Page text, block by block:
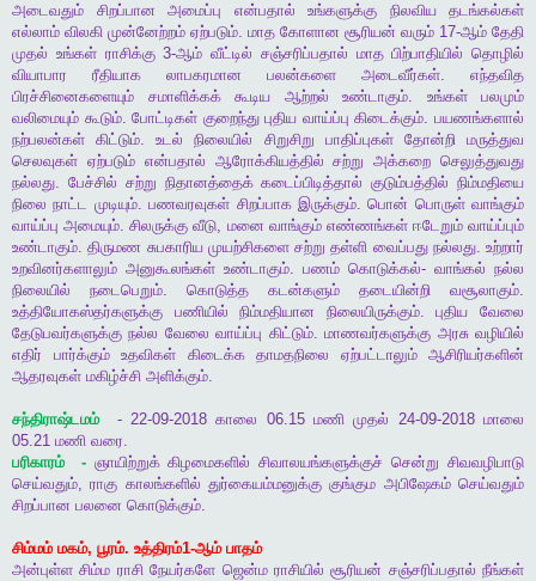
அடைவதும்
சிறப்பான அமைப்பு என்பதால் உங்களுக்கு நிலவிய
தடங்கல்கள்
எல்லாம் விலகி முன்னேற்றம் ஏற்படும். மாத கோளான சூரியன் வரும் 17-ஆம் தேதி
முதல் உங்கள் ராசிக்கு3-ஆம் வீட்டில் சஞ்சரிப்பதால் மாத பிற்பாதியில் தொழில்
வியாபார
ரீதியாக லாபகரமான பலன்களை அடைவீர்கள். எந்தவித
பிரச்சினைகளையும்
சமாளிக்கக் கூடிய ஆற்றல் உண்டாகும். உங்கள்
பலமும்
வலிமையும் கூடும்.போட்டிகள் குறைந்து புதிய வாய்ப்பு கிடைக்கும்.பயணங்களால்
நற்பலன்கள்
கிட்டும்.உடல் நிலையில் சிறுசிறு பாதிப்புகள் தோன்றி
மருத்துவ
செலவுகள் ஏற்படும் என்பதால் ஆரோக்கியத்தில் சற்று அக்கறை செலுத்துவது
நல்லது. பேச்சில் சற்று நிதானத்தைக் கடைப்பிடித்தால் குடும்பத்தில் நிம்மதியை
நிலை நாட்ட முடியும்.பணவரவுகள் சிறப்பாக இருக்கும்.பொன் பொருள் வாங்கும்
வாய்ப்பு அமையும்.சிலருக்கு வீடு, மனை வாங்கும் எண்ணங்கள் ஈடேறும் வாய்ப்பும்
உண்டாகும்.திருமண சுபகாரிய முயற்சிகளை சற்று தள்ளி வைப்பது நல்லது. உற்றார்
உறவினர்களாலும் அனுகூலங்கள் உண்டாகும். பணம் கொடுக்கல்- வாங்கல் நல்ல
நிலையில்
நடைபெறும். கொடுத்த கடன்களும் தடையின்றி வசூலாகும்.
உத்தியோகஸ்தர்களுக்கு
பணியில் நிம்மதியான நிலையிருக்கும்.புதிய
வேலை
தேடுபவர்களுக்கு நல்ல வேலை வாய்ப்பு கிட்டும்.மாணவர்களுக்கு அரசு வழியில்
எதிர்
பார்க்கும் உதவிகள் கிடைக்க தாமதநிலை ஏற்பட்டாலும்
ஆசிரியர்களின்
ஆதரவுகள் மகிழ்ச்சி அளிக்கும்.
சந்திராஷ்டமம் - 22-09-2018காலை 06.15மணி முதல் 24-09-2018மாலை
05.21 மணி வரை.
பரிகாரம்
- ஞாயிற்றுக் கிழமைகளில் சிவாலயங்களுக்குச் சென்று சிவவழிபாடு
செய்வதும்,ராகு காலங்களில் துர்கையம்மனுக்கு குங்கும அபிஷேகம் செய்வதும்
சிறப்பான பலனை கொடுக்கும்.
சிம்மம் மகம், பூரம். உத்திரம்1-ஆம் பாதம்
அன்புள்ள சிம்ம ராசி நேயர்களே ஜென்ம ராசியில் சூரியன் சஞ்சரிப்பதால் நீங்கள்